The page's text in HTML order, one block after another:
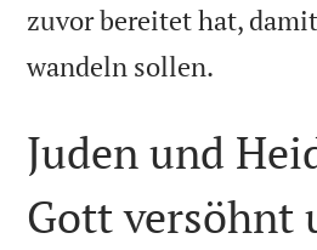
zuvor bereitet hat,
wandeln sollen.
Juden und
Gott versöhnt